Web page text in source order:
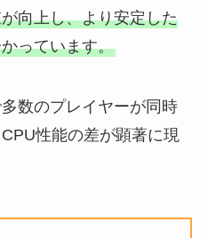
向上し、より安定した
っています。
数のプレイヤーが同時
性能の差が顕著に現